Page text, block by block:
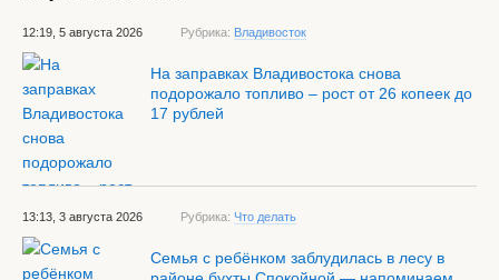
12:19, 5 августа 2026 Рубрика: Владивосток
На заправках Владивостока снова
подорожало топливо – рост от 26 копеек до
17 рублей
13:13, 3 августа 2026 Рубрика: Что делать
Семья с ребёнком заблудилась в лесу в